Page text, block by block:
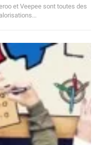
et Veepee sont toutes des